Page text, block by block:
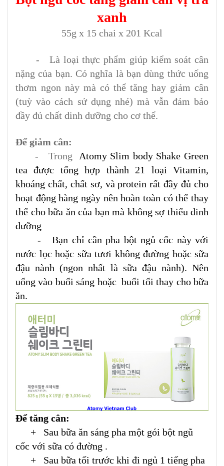
xanh
55g x 15 chai x 201 Kcal
- Là loại thực phẩm giúp kiểm soát cân
nặng của bạn. Có nghĩa là bạn dùng thức uống
thơm ngon này mà có thể tăng hay giảm cân
(tuỳ vào cách sử dụng nhé) mà vẫn đảm bảo
đầy đủ chất dinh dưỡng cho cơ thể.
Để giảm cân:
- Trong Atomy Slim body Shake Green
tea được tổng hợp thành 21 loại Vitamin,
khoáng chất, chất sơ, và protein rất đầy đủ cho
hoạt động hàng ngày nên hoàn toàn có thể thay
thế cho bữa ăn của bạn mà không sợ thiếu dinh
dưỡng
- Bạn chỉ cần pha bột ngủ cốc này với
nước lọc hoặc sữa tươi không đường hoặc sữa
đậu nành (ngon nhất là sữa đậu nành). Nên
uống vào buổi sáng hoặc buổi tối thay cho bữa
ăn.
Để tăng cân:
+ Sau bữa ăn sáng pha một gói bột ngũ
cốc với sữa có đường .
+ Sau bữa tối trước khi đi ngủ 1 tiếng pha